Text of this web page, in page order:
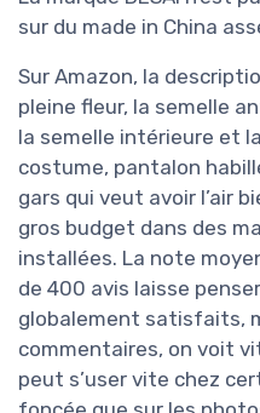
sur du made in China
Sur Amazon, la
pleine fleur, la semelle
la semelle intérieure et
costume, pantalon
gars qui veut avoir l’air
gros budget dans des
installées. La note
de 400 avis laisse
globalement satisfaits,
commentaires, on voit
peut s’user vite chez